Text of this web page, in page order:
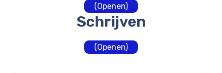
(Openen)
Schrijven
(Openen)